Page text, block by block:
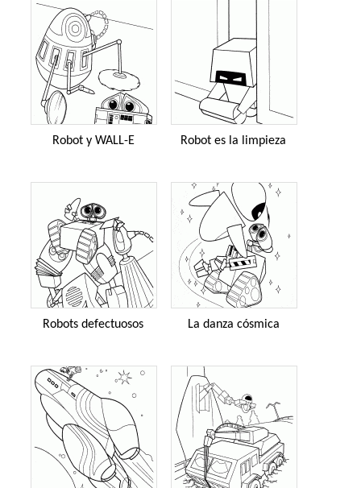
Robot y WALL-E Robot es la limpieza
Robots defectuosos La danza cósmica